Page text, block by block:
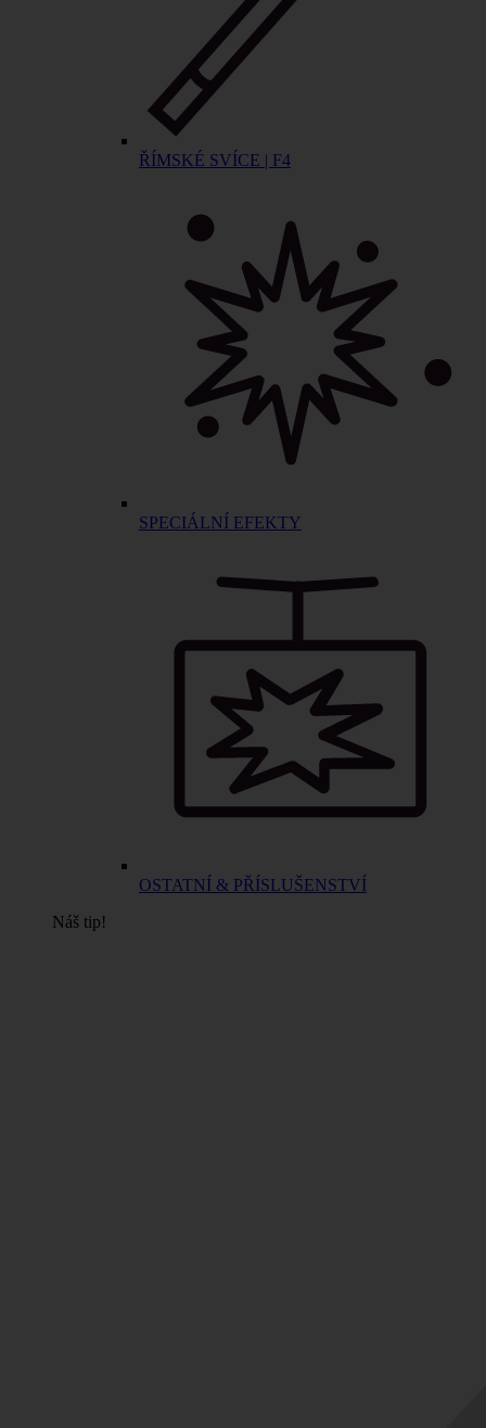
ŘÍMSKÉ SVÍCE | F4
SPECIÁLNÍ EFEKTY
OSTATNÍ & PŘÍSLUŠENSTVÍ
Náš tip!